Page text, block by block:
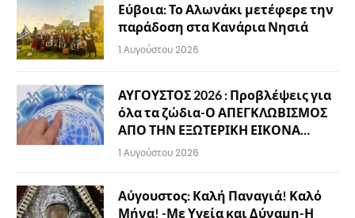
Εύβοια: Το Αλωνάκι μετέφερε την
παράδοση στα Κανάρια Νησιά
1 Αυγούστου 2026
ΑΥΓΟΥΣΤΟΣ 2026 : Προβλέψεις για
όλα τα ζώδια-Ο ΑΠΕΓΚΛΩΒΙΣΜΟΣ
ΑΠΟ ΤΗΝ ΕΞΩΤΕΡΙΚΗ ΕΙΚΟΝΑ…
1 Αυγούστου 2026
Αύγουστος: Καλή Παναγιά! Καλό
Μήνα! -Με Υγεία και Δύναμη-Η